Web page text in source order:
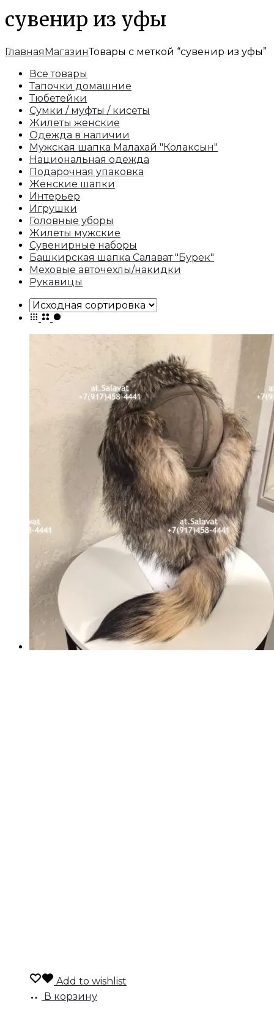
сувенир из уфы
ГлавнаяМагазинТовары с меткой “сувенир из уфы”
Все товары
Тапочки домашние
Тюбетейки
Сумки / муфты / кисеты
Жилеты женские
Одежда в наличии
Мужская шапка Малахай "Колаксын"
Национальная одежда
Подарочная упаковка
Женские шапки
Интерьер
Игрушки
Головные уборы
Жилеты мужские
Сувенирные наборы
Башкирская шапка Салават "Бурек"
Меховые авточехлы/накидки
Рукавицы
Add to wishlist
В корзину